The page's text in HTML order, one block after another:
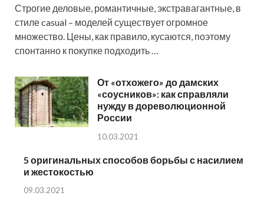
Строгие деловые, романтичные, экстравагантные, в
стиле casual – моделей существует огромное
множество. Цены, как правило, кусаются, поэтому
спонтанно к покупке подходить …
От «отхожего» до дамских
«соусников»: как справляли
нужду в дореволюционной
России
10.03.2021
5 оригинальных способов борьбы с насилием
и жестокостью
09.03.2021